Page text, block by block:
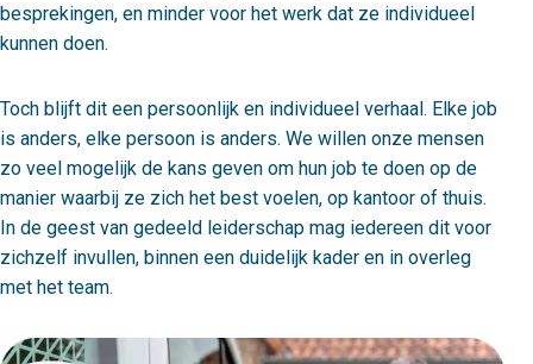
besprekingen, en minder voor het werk dat ze individueel
kunnen doen.
Toch blijft dit een persoonlijk en individueel verhaal. Elke job
is anders, elke persoon is anders. We willen onze mensen
zo veel mogelijk de kans geven om hun job te doen op de
manier waarbij ze zich het best voelen, op kantoor of thuis.
In de geest van gedeeld leiderschap mag iedereen dit voor
zichzelf invullen, binnen een duidelijk kader en in overleg
met het team.